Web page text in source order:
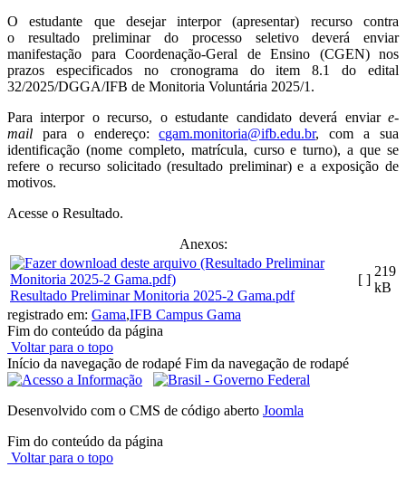
O estudante que desejar interpor (apresentar) recurso contra
o resultado preliminar do processo seletivo deverá enviar
manifestação para Coordenação-Geral de Ensino (CGEN) nos
prazos especificados no cronograma do item 8.1 do edital
32/2025/DGGA/IFB de Monitoria Voluntária 2025/1.
Para interpor o recurso, o estudante candidato deverá enviar e-
mail para o endereço:cgam.monitoria@ifb.edu.br, com a sua
identificação (nome completo, matrícula, curso e turno), a que se
refere o recurso solicitado (resultado preliminar) e a exposição de
motivos.
Acesse o Resultado.
Anexos:
Resultado Preliminar Monitoria 2025-2 Gama.pdf
[ ]
219
kB
registrado em: Gama,IFB Campus Gama
Fim do conteúdo da página
Voltar para o topo
Início da navegação de rodapé Fim da navegação de rodapé
Desenvolvido com o CMS de código aberto Joomla
Fim do conteúdo da página
Voltar para o topo